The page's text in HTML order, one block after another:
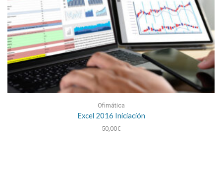
Ofimática
Excel 2016 Iniciación
50,00€